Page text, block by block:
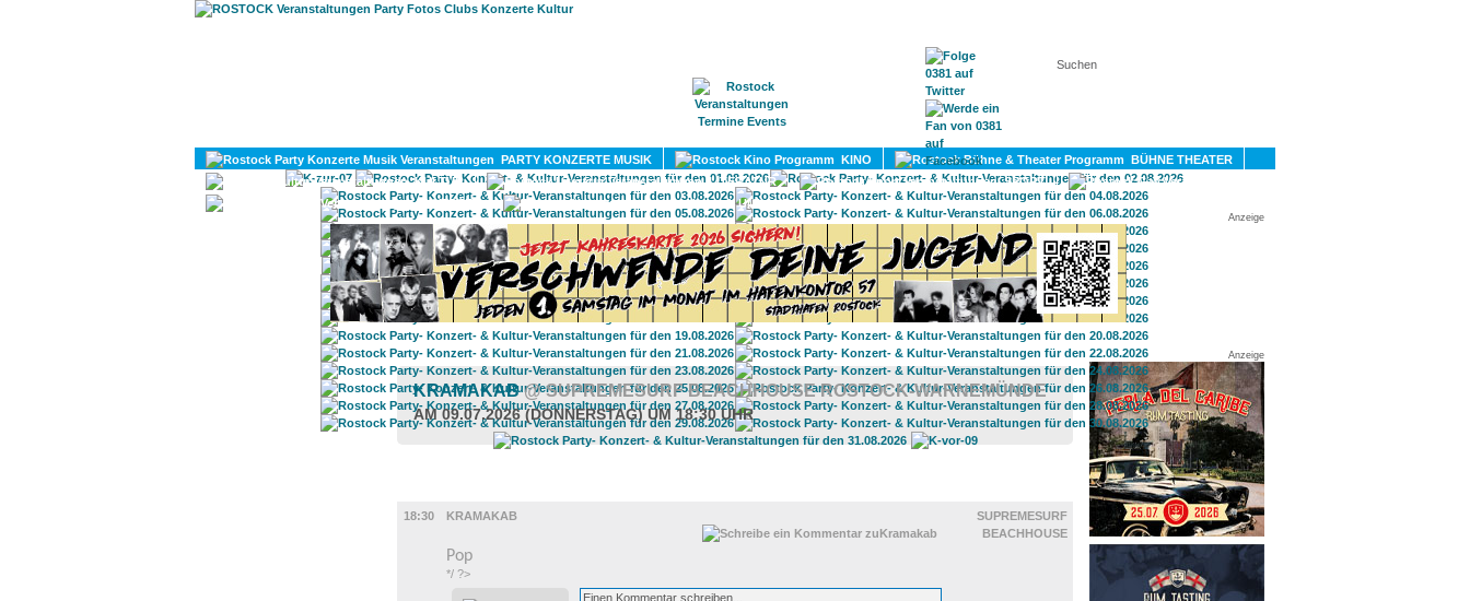
KONTAKT
PARTY KONZERTE MUSIK KINO
BÜHNE THEATER
KULTUR
LITERATUR SPORT
DIVERSES
UMLAND
Anzeige
Anzeige
KRAMAKAB@ SUPREMESURF BEACHHOUSE ROSTOCK-WARNEMÜNDE
AM 09.07.2026 (DONNERSTAG) UM 18:30 UHR
18:30
KRAMAKAB
SUPREMESURF
BEACHHOUSE
Pop
*/ ?>